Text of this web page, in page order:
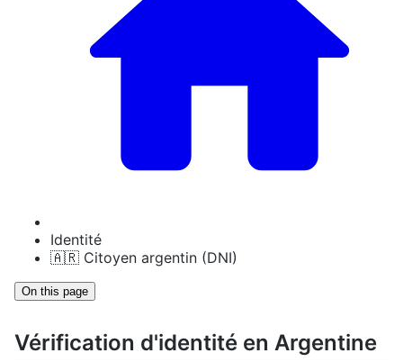
Identité
🇦🇷 Citoyen argentin (DNI)
On this page
Vérification d'identité en Argentine